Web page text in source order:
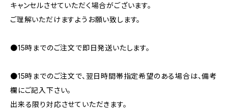
キャンセルさせていただく場合がございます。
ご理解いただけますようお願い致します。
●15時までのご注文で即日発送いたします。
●15時までのご注文で、翌日時間帯指定希望のある場合は、備考
欄にご記入下さい。
出来る限り対応させていただきます。